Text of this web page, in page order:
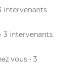
intervenants
3 intervenants
vous • 3